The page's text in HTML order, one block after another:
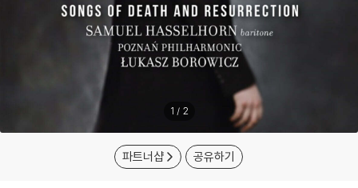
1 / 2
파트너샵 공유하기